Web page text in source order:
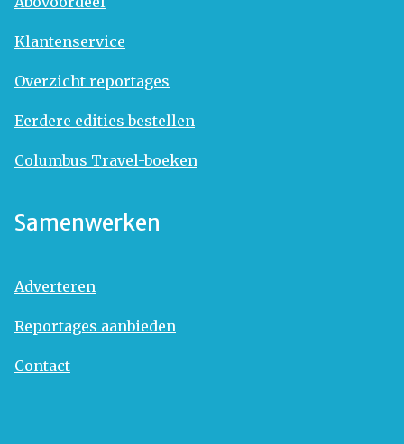
Klantenservice
Overzicht reportages
Eerdere edities bestellen
Columbus Travel-boeken
Samenwerken
Adverteren
Reportages aanbieden
Contact